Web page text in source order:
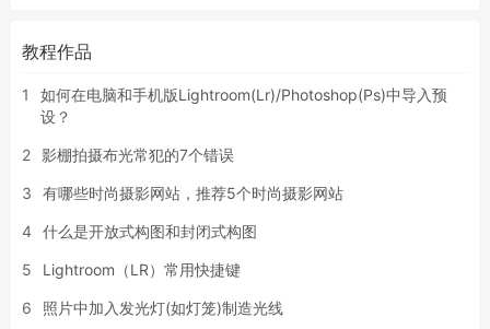
教程作品
1
如何在电脑和手机版Lightroom(Lr)/Photoshop(Ps)中导入预
设？
2 影棚拍摄布光常犯的7个错误
3 有哪些时尚摄影网站，推荐5个时尚摄影网站
4 什么是开放式构图和封闭式构图
5 Lightroom（LR）常用快捷键
6 照片中加入发光灯(如灯笼)制造光线